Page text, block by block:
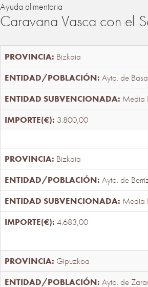
Ayuda alimentaria
Caravana Vasca con el
Bizkaia
Ayto. de
Media
3.800,00
Bizkaia
Ayto. de
Media
4.683,00
Gipuzkoa
Ayto. de